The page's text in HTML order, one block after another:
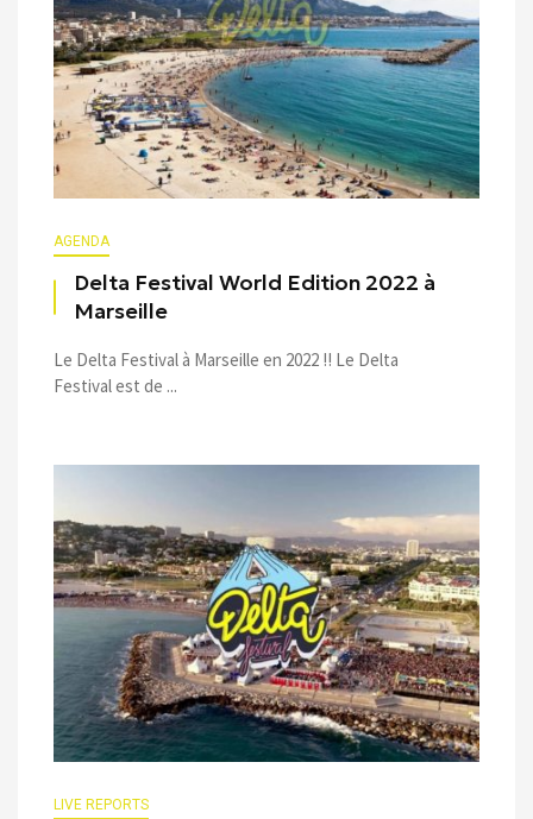
AGENDA
Delta Festival World Edition 2022 à
Marseille
Le Delta Festival à Marseille en 2022 !! Le Delta
Festival est de ...
LIVE REPORTS